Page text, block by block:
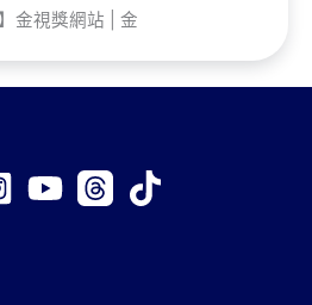
金視獎網站 | 金